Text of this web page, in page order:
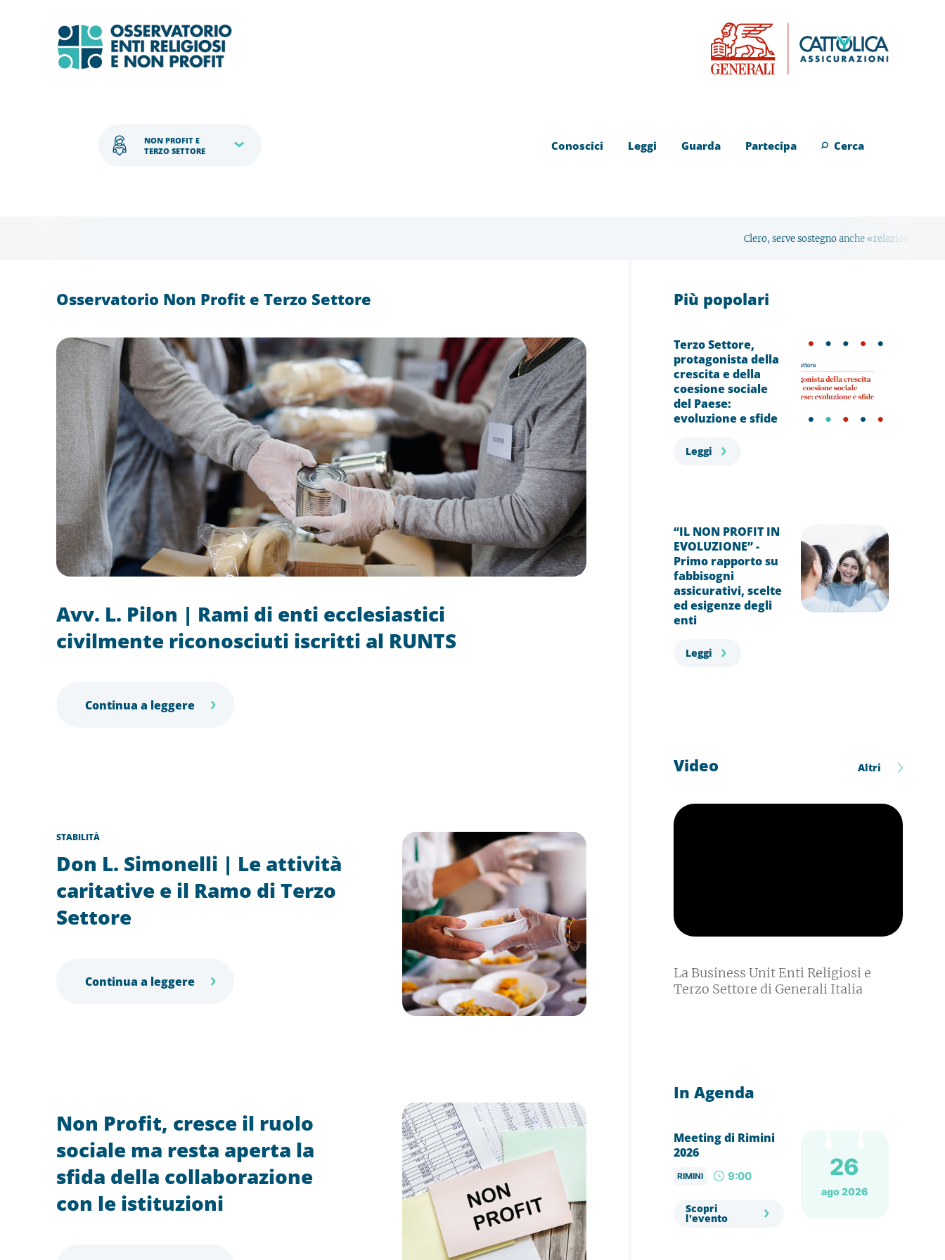
NON PROFIT E
TERZO SETTORE
Conoscici Leggi Guarda Partecipa Cerca
Clero, serve sostegno anche «relazionale» Avvenire Roma
Osservatorio Non Profit e Terzo Settore
Avv. L. Pilon | Rami di enti ecclesiastici
civilmente riconosciuti iscritti al RUNTS
Continua a leggere
STABILITÀ
Don L. Simonelli | Le attività
caritative e il Ramo di Terzo
Settore
Continua a leggere
Non Profit, cresce il ruolo
sociale ma resta aperta la
sfida della collaborazione
con le istituzioni
Più popolari
Terzo Settore,
protagonista della
crescita e della
coesione sociale
del Paese:
evoluzione e sfide
Leggi
“IL NON PROFIT IN
EVOLUZIONE” -
Primo rapporto su
fabbisogni
assicurativi, scelte
ed esigenze degli
enti
Leggi
Video Altri
La Business Unit Enti Religiosi e
Terzo Settore di Generali Italia
In Agenda
Meeting di Rimini
2026
RIMINI 9:00
Scopri
l'evento
26
ago 2026